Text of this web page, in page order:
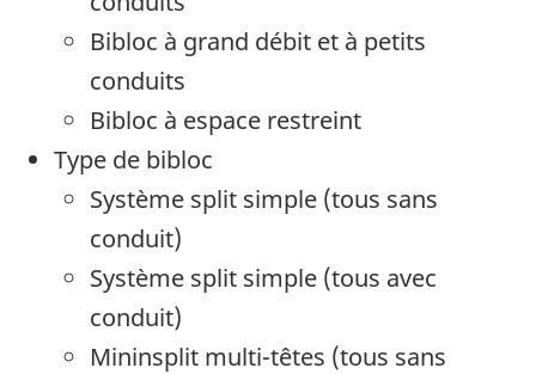
Bibloc à grand débit et à petits
conduits
Bibloc à espace restreint
Type de bibloc
Système split simple (tous sans
conduit)
Système split simple (tous avec
conduit)
Mininsplit multi-têtes (tous sans